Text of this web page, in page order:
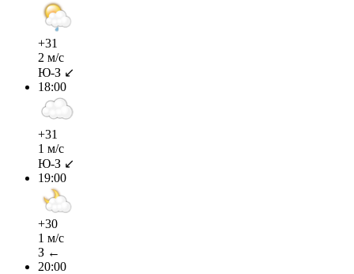
+31
2 м/с
Ю-З ↙
18:00
+31
1 м/с
Ю-З ↙
19:00
+30
1 м/с
З ←
20:00